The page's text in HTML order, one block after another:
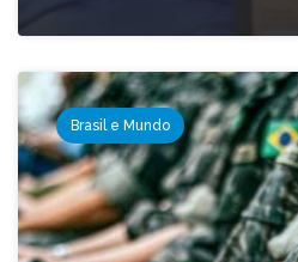
Brasil e Mundo